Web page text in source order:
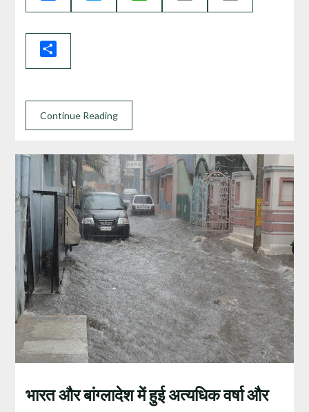
Link
Continue Reading
भारत और बांग्लादेश में हुई अत्यधिक वर्षा और